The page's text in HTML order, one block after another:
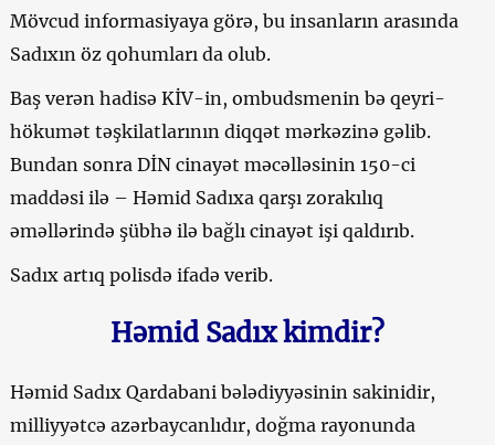
Mövcud informasiyaya görə, bu insanların arasında
Sadıxın öz qohumları da olub.
Baş verən hadisə KİV-in, ombudsmenin bə qeyri-
hökumət təşkilatlarının diqqət mərkəzinə gəlib.
Bundan sonra DİN cinayət məcəlləsinin 150-ci
maddəsi ilə – Həmid Sadıxa qarşı zorakılıq
əməllərində şübhə ilə bağlı cinayət işi qaldırıb.
Sadıx artıq polisdə ifadə verib.
Həmid Sadıx kimdir?
Həmid Sadıx Qardabani bələdiyyəsinin sakinidir,
milliyyətcə azərbaycanlıdır, doğma rayonunda